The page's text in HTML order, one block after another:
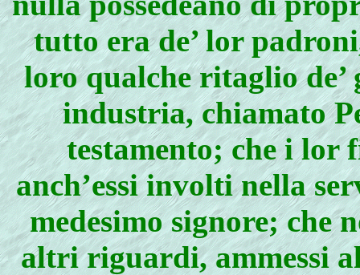
tutto era de’ lor
loro qualche ritaglio
industria, chiamato
testamento; che i lor
anch’essi involti nella
medesimo signore; che
altri riguardi, ammessi